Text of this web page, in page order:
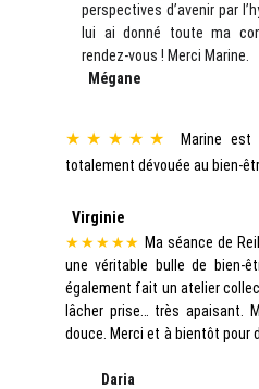
★★★★★
Marine
totalement dévouée au
Virginie
perspectives d’avenir par
lui ai donné toute ma
rendez-vous !
Mégane
★★★★★ Ma séance de
une véritable bulle de bien-
également fait un atelier
lâcher prise… très apaisant.
douce. Merci et à bientôt pour
Daria